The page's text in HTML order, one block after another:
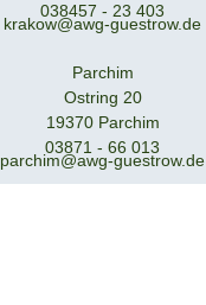
038457 - 23 403
krakow@awg-guestrow.de
Parchim
Ostring 20
19370 Parchim
03871 - 66 013
parchim@awg-guestrow.de